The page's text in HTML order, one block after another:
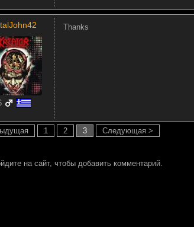
Thanks
1 2 3 Следующая >
на сайт, чтобы добавить комментарий.